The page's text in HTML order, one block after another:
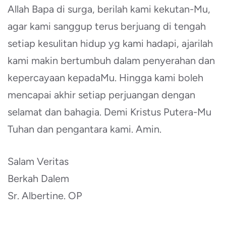
Allah Bapa di surga, berilah kami kekutan-Mu,
agar kami sanggup terus berjuang di tengah
setiap kesulitan hidup yg kami hadapi, ajarilah
kami makin bertumbuh dalam penyerahan dan
kepercayaan kepadaMu. Hingga kami boleh
mencapai akhir setiap perjuangan dengan
selamat dan bahagia. Demi Kristus Putera-Mu
Tuhan dan pengantara kami. Amin.
Salam Veritas
Berkah Dalem
Sr. Albertine. OP